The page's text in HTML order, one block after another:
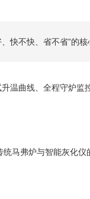
快不快、省不省”的核
温曲线、全程守炉监
马弗炉与智能灰化